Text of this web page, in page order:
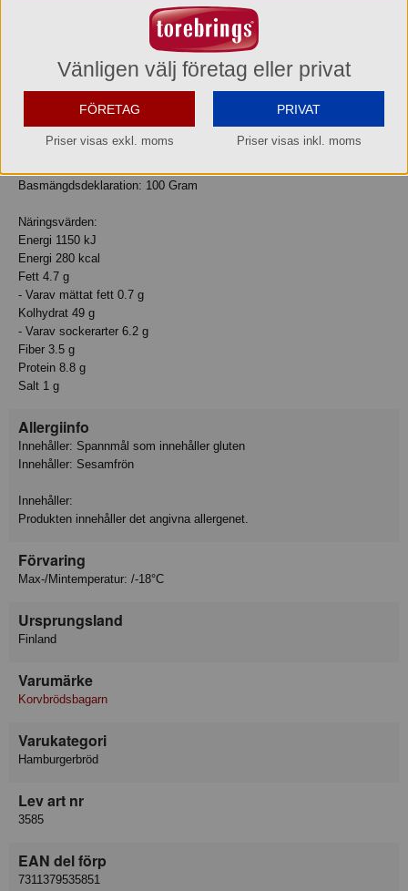
Hamburgebröd
Ingredienser
VETEMJÖL, vatten, invertsocker, rapsolja, jäst, SESAMFRÖ, salt,
vegetabiliskt emulgeringsmedel E471, maltmjöl av VETE,
mjölbehandlingsmedel (E300).
Basmängdsdeklaration: 100 Gram
Näringsvärden:
Energi 1150 kJ
Energi 280 kcal
Fett 4.7 g
- Varav mättat fett 0.7 g
Kolhydrat 49 g
- Varav sockerarter 6.2 g
Fiber 3.5 g
Protein 8.8 g
Salt 1 g
Allergiinfo
Innehåller: Spannmål som innehåller gluten
Innehåller: Sesamfrön
Innehåller:
Produkten innehåller det angivna allergenet.
Förvaring
Max-/Mintemperatur: /-18°C
Ursprungsland
Finland
Varumärke
Korvbrödsbagarn
Varukategori
Hamburgerbröd
Lev art nr
3585
EAN del förp
7311379535851
Vänligen välj företag eller privat
FÖRETAG
Priser visas exkl. moms
PRIVAT
Priser visas inkl. moms